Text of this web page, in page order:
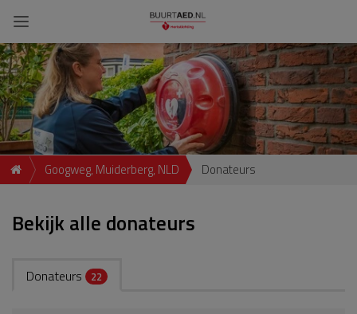
Googweg, Muiderberg, NLD Donateurs
Bekijk alle donateurs
Donateurs 22